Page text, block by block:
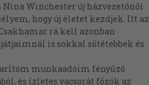
Nina Winchester új házvezetőnői
hogy új életet kezdjek. Itt az
rá kell azonban
is sokkal sötétebbek és
munkaadóim fényűző
és ízletes vacsorát főzök az